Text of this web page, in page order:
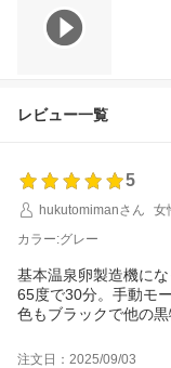
レビュー一覧
5
hukutomimanさん
女
カラー:グレー
基本温泉卵製造機にな
65度で30分。手動モ
色もブラックで他の
火加減を見なくてい
た。空いた時間で買
注文日：2025/09/03